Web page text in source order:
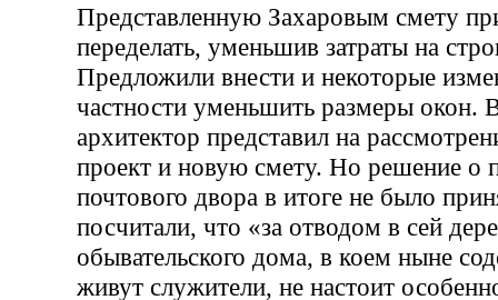
Представленную Захаровым смету
переделать, уменьшив затраты на
Предложили внести и некоторые
частности уменьшить размеры окон.
архитектор представил на
проект и новую смету. Но решение о
почтового двора в итоге не было
посчитали, что «за отводом в сей
обывательского дома, в коем ныне
живут служители, не настоит